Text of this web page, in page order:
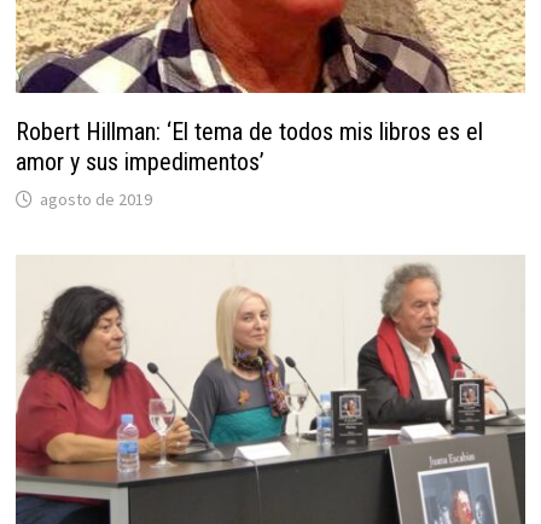
Robert Hillman: ‘El tema de todos mis libros es el
amor y sus impedimentos’
agosto de 2019